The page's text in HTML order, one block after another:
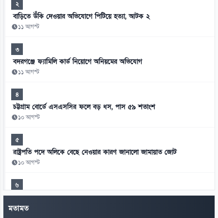
২
বাড়িতে উঁকি দেওয়ার অভিযোগে পিটিয়ে হত্যা, আটক ২
১১ আগস্ট
৩
বদরগঞ্জে ফ্যামিলি কার্ড নিয়োগে অনিয়মের অভিযোগ
১১ আগস্ট
৪
চট্টগ্রাম বোর্ডে এসএসসির ফলে বড় ধস, পাস ৫৯ শতাংশ
১০ আগস্ট
৫
রাষ্ট্রপতি পদে অলিকে বেছে নেওয়ার কারণ জানালো জামায়াত জোট
১০ আগস্ট
৬
এসএসসির ফলে বড় ধস, ১৯ বছরের মধ্যে সর্বনিম্ন পাস
১০ আগস্ট
মতামত